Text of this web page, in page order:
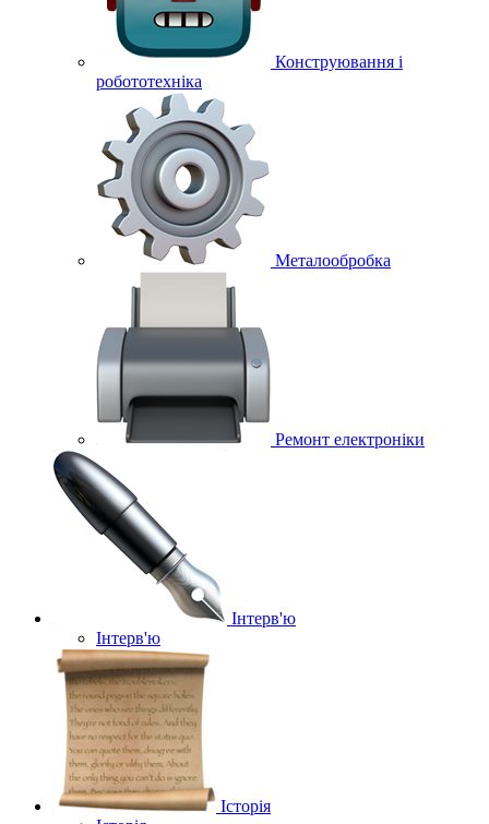
Конструювання і
робототехніка
Металообробка
Ремонт електроніки
Інтерв'ю
Інтерв'ю
Історія